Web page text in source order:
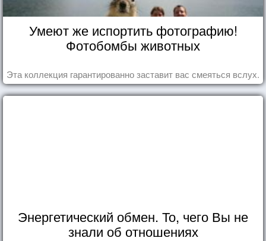
Умеют же испортить фотографию!
Фотобомбы животных
Эта коллекция гарантированно заставит вас смеяться вслух.
Энергетический обмен. То, чего Вы не
знали об отношениях